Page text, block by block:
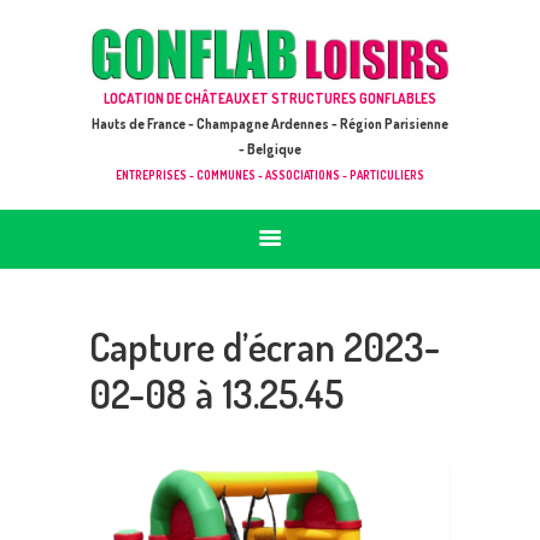
LOCATION DE CHÂTEAUX ET STRUCTURES GONFLABLES
Hauts de France - Champagne Ardennes - Région Parisienne
- Belgique
ENTREPRISES - COMMUNES - ASSOCIATIONS - PARTICULIERS
GONFLAB LOISIRS
ACCUEIL
JEUX À LOUER & PRESTATIONS
CATALOGUE / TARIF
DEMANDE DE DEVIS (SOUS 24H)
Capture d’écran 2023-
02-08 à 13.25.45